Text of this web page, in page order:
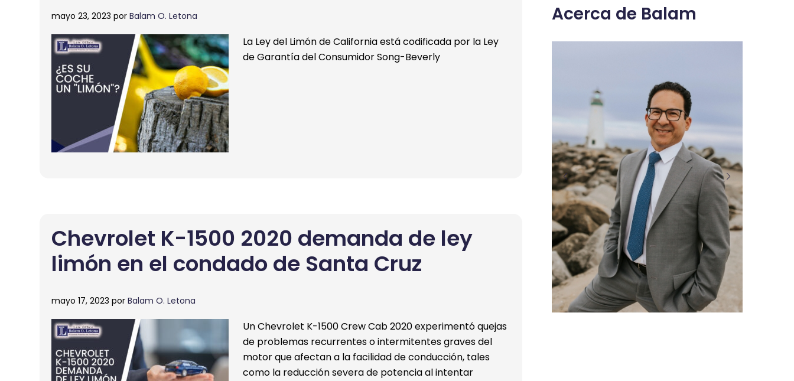
mayo 23, 2023 porBalam O. Letona
La Ley del Limón de California está codificada por la Ley
de Garantía del Consumidor Song-Beverly
Chevrolet K-1500 2020 demanda de ley
limón en el condado de Santa Cruz
mayo 17, 2023 porBalam O. Letona
Un Chevrolet K-1500 Crew Cab 2020 experimentó quejas
de problemas recurrentes o intermitentes graves del
motor que afectan a la facilidad de conducción, tales
como la reducción severa de potencia al intentar
Acerca de Balam